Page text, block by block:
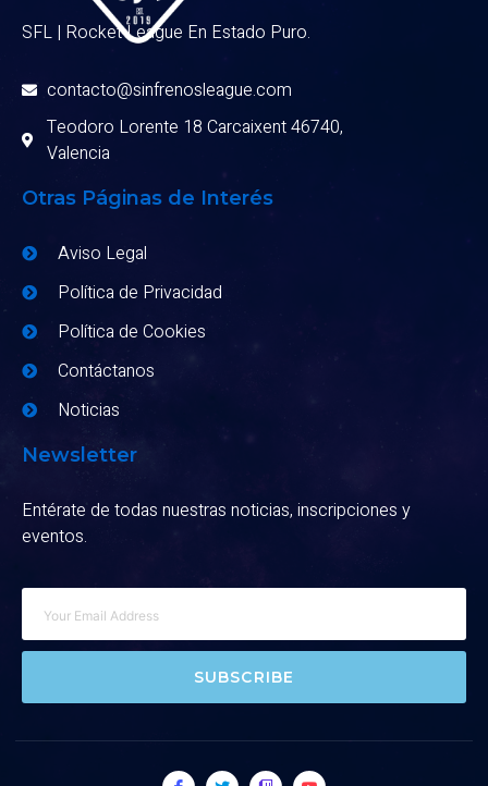
SFL | Rocket League En Estado Puro.
contacto@sinfrenosleague.com
Teodoro Lorente 18 Carcaixent 46740,
Valencia
Otras Páginas de Interés
Aviso Legal
Política de Privacidad
Política de Cookies
Contáctanos
Noticias
Newsletter
Entérate de todas nuestras noticias, inscripciones y
eventos.
SUBSCRIBE